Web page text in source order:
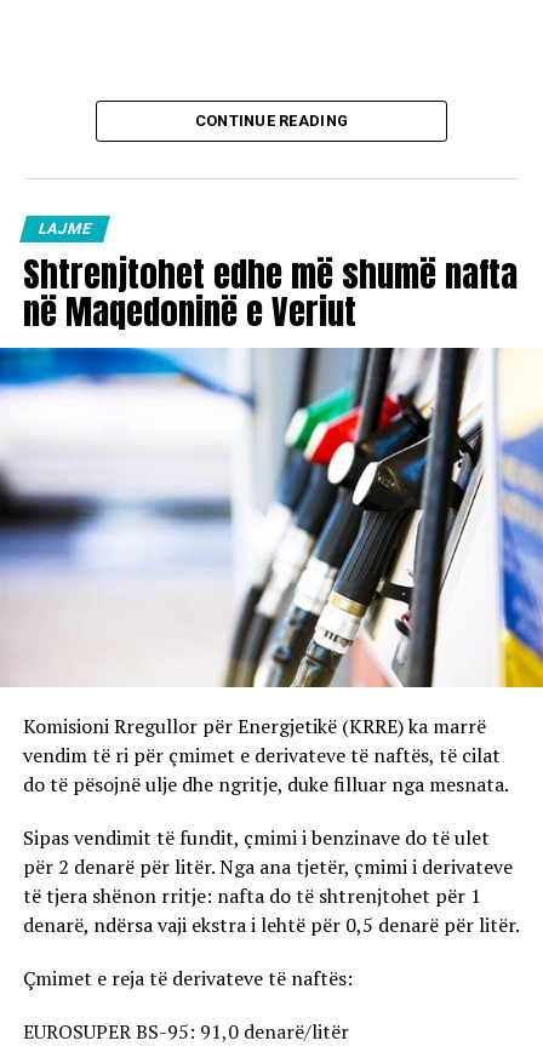
CONTINUE READING
LAJME
Shtrenjtohet edhe më shumë nafta
në Maqedoninë e Veriut
Komisioni Rregullor për Energjetikë (KRRE) ka marrë
vendim të ri për çmimet e derivateve të naftës, të cilat
do të pësojnë ulje dhe ngritje, duke filluar nga mesnata.
Sipas vendimit të fundit, çmimi i benzinave do të ulet
për 2 denarë për litër. Nga ana tjetër, çmimi i derivateve
të tjera shënon rritje: nafta do të shtrenjtohet për 1
denarë, ndërsa vaji ekstra i lehtë për 0,5 denarë për litër.
Çmimet e reja të derivateve të naftës:
EUROSUPER BS-95: 91,0 denarë/litër